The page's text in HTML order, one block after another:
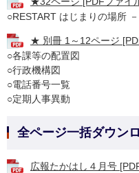
○RESTART はじまりの場所
★ 別冊 1～12ページ
○各課等の配置図
○行政機構図
○電話番号一覧
○定期人事異動
全ページ一括ダウン
広報たかはし４月号